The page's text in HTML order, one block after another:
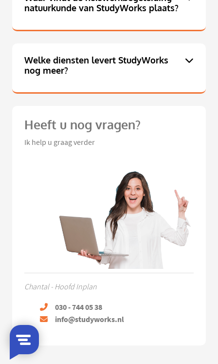
natuurkunde van StudyWorks plaats?
Welke diensten levert StudyWorks
nog meer?
Heeft u nog vragen?
Ik help u graag verder
Chantal - Hoofd Inplan
030 - 744 05 38
info@studyworks.nl